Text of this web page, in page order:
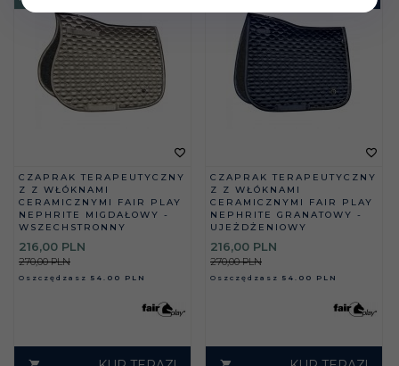
CZAPRAK TERAPEUTYCZNY
Z Z WŁÓKNAMI
CERAMICZNYMI FAIR PLAY
NEPHRITE MIGDAŁOWY -
WSZECHSTRONNY
216,00 PLN
270,00 PLN
Oszczędzasz 54.00 PLN
CZAPRAK TERAPEUTYCZNY
Z Z WŁÓKNAMI
CERAMICZNYMI FAIR PLAY
NEPHRITE GRANATOWY -
UJEŻDŻENIOWY
216,00 PLN
270,00 PLN
Oszczędzasz 54.00 PLN